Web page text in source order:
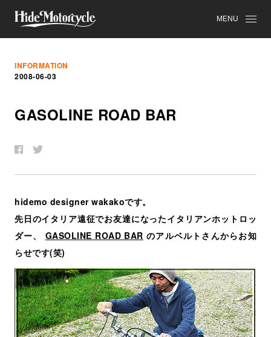
MENU
INFORMATION
2008-06-03
GASOLINE ROAD BAR
hidemo designer wakakoです。
先日のイタリア遠征でお友達になったイタリアンホットロッ
ダー、 GASOLINE ROAD BAR のアルベルトさんからお知
らせです(笑)